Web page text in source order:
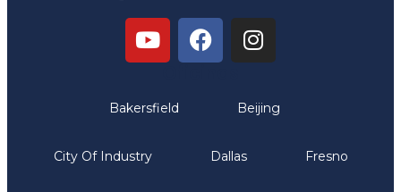
Bakersfield Beijing
City Of Industry Dallas Fresno